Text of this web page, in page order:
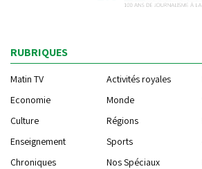
RUBRIQUES
Matin TV Activités royales
Economie
Monde
Culture
Régions
Enseignement
Sports
Chroniques
Nos Spéciaux